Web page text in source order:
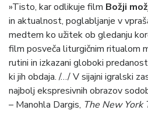
»Tisto, kar odlikuje film Božji
in aktualnost, poglabljanje v
medtem ko užitek ob gledanju
film posveča liturgičnim ritualom
rutini in izkazani globoki
ki jih obdaja. /…/ V sijajni igralski
najbolj ekspresivnih obrazov
– Manohla Dargis, The New York